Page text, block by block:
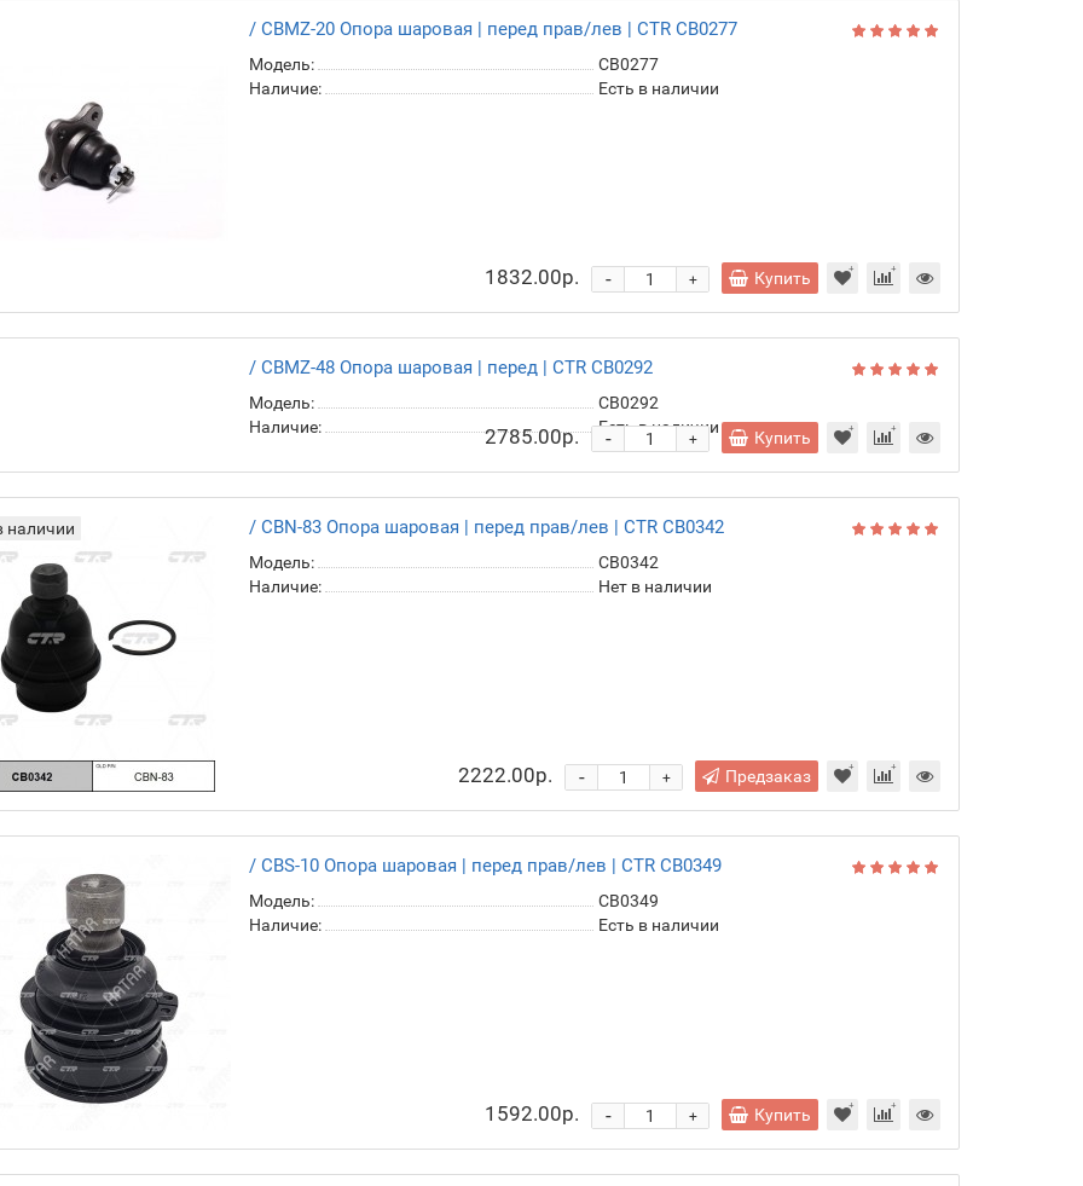
Модель:
CB0277
Купить
Модель:
CB0292
Есть в наличии
Купить
наличии
Модель:
CB0342
Предзаказ
Модель:
CB0349
Купить